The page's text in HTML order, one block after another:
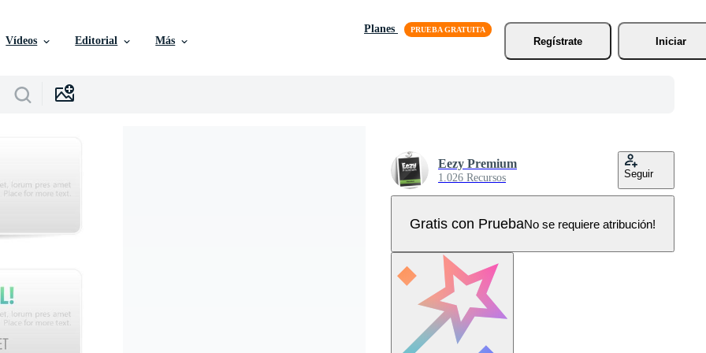
Vídeos Editorial Más
Planes
Regístrate
Iniciar
Eezy Premium
1.026 Recursos Seguir
Gratis con PruebaNo se requiere atribución!